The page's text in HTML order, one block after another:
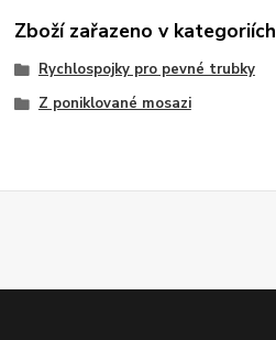
Zboží zařazeno v kategoriích
Rychlospojky pro pevné trubky
Z poniklované mosazi